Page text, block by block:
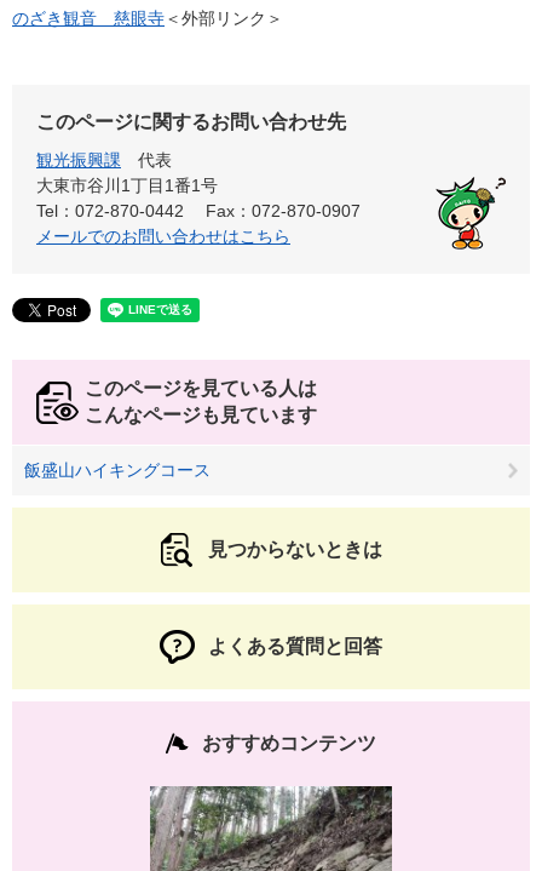
のざき観音 慈眼寺＜外部リンク＞
このページに関するお問い合わせ先
観光振興課
代表
大東市谷川1丁目1番1号
Tel：072-870-0442
Fax：072-870-0907
メールでのお問い合わせはこちら
このページを見ている人は
こんなページも見ています
飯盛山ハイキングコース
見つからないときは
よくある質問と回答
おすすめコンテンツ